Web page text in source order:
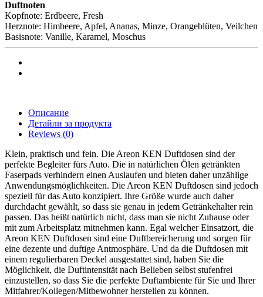
Duftnoten
Kopfnote: Erdbeere, Fresh
Herznote: Himbeere, Apfel, Ananas, Minze, Orangeblüten, Veilchen
Basisnote: Vanille, Karamel, Moschus
Описание
Детайли за продукта
Reviews (0)
Klein, praktisch und fein. Die Areon KEN Duftdosen sind der
perfekte Begleiter fürs Auto. Die in natürlichen Ölen getränkten
Faserpads verhindern einen Auslaufen und bieten daher unzählige
Anwendungsmöglichkeiten. Die Areon KEN Duftdosen sind jedoch
speziell für das Auto konzipiert. Ihre Größe wurde auch daher
durchdacht gewählt, so dass sie genau in jedem Getränkehalter rein
passen. Das heißt natürlich nicht, dass man sie nicht Zuhause oder
mit zum Arbeitsplatz mitnehmen kann. Egal welcher Einsatzort, die
Areon KEN Duftdosen sind eine Duftbereicherung und sorgen für
eine dezente und duftige Antmosphäre. Und da die Duftdosen mit
einem regulierbaren Deckel ausgestattet sind, haben Sie die
Möglichkeit, die Duftintensität nach Belieben selbst stufenfrei
einzustellen, so dass Sie die perfekte Duftambiente für Sie und Ihrer
Mitfahrer/Kollegen/Mitbewohner herstellen zu können.